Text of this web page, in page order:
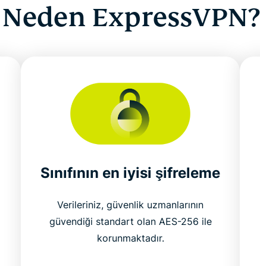
Neden ExpressVPN?
Sınıfının en iyisi şifreleme
Verileriniz, güvenlik uzmanlarının
güvendiği standart olan AES-256 ile
korunmaktadır.